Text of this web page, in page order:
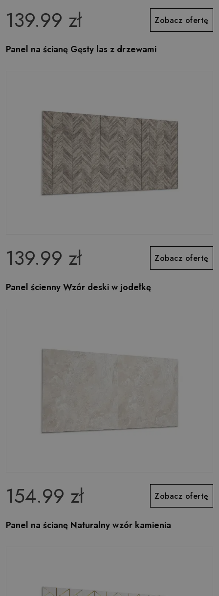
139.99 zł Zobacz ofertę
Panel na ścianę Gęsty las z drzewami
139.99 zł Zobacz ofertę
Panel ścienny Wzór deski w jodełkę
154.99 zł Zobacz ofertę
Panel na ścianę Naturalny wzór kamienia